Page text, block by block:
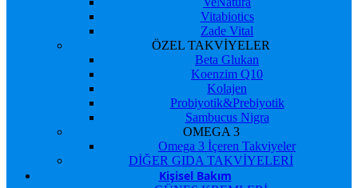
Vitabiotics
Zade Vital
ÖZEL TAKVİYELER
Beta Glukan
Koenzim Q10
Kolajen
Probiyotik&Prebiyotik
Sambucus Nigra
OMEGA 3
Omega 3 İçeren Takviyeler
DİĞER GIDA TAKVİYELERİ
Kişisel Bakım